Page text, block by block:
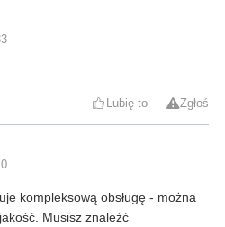
Lubię to Zgłoś
kompleksową obsługę - można
Musisz znaleźć